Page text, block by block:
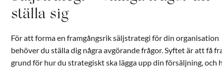
ställa sig
För att forma en framgångsrik säljstrategi för din organisation
behöver du ställa dig några avgörande frågor. Syftet är att få
grund för hur du strategiskt ska lägga upp din försäljning, och